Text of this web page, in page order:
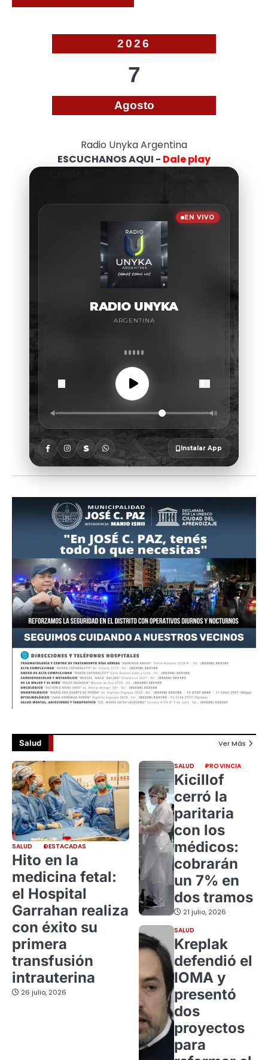
2026
7
Agosto
Radio Unyka Argentina
ESCUCHANOS AQUI - Dale play
Salud Ver Más
SALUD DESTACADAS
Hito en la
medicina fetal:
el Hospital
Garrahan realiza
con éxito su
primera
transfusión
intrauterina
26 julio, 2026
SALUD PROVINCIA
Kicillof
cerró la
paritaria
con los
médicos:
cobrarán
un 7% en
dos tramos
21 julio, 2026
SALUD
Kreplak
defendió el
IOMA y
presentó
dos
proyectos
para